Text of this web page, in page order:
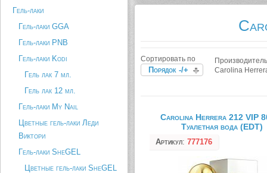
Гель-лаки
Гель-лаки GGA
Гель-лаки PNB
Гель-лаки Kodi
Гель лак 7 мл.
Гель лак 12 мл.
Гель-лаки My Nail
Цветные гель-лаки Леди
Виктори
Гель-лаки SheGEL
Цветные гель-лаки SheGEL
Сортировать по
Порядок -/+
Carolina
Carolina Herrera 212 VIP
Туалетная вода (EDT)
Артикул: 777176